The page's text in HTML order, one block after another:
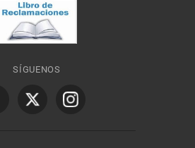
SÍGUENOS